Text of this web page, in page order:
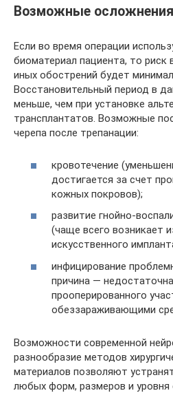
Возможные
Если во время операции
биоматериал пациента, то риск
иных обострений будет
Восстановительный период в
меньше, чем при установке
трансплантатов. Возможные
черепа после трепанации:
кровотечение
достигается за счет
кожных покровов);
развитие гнойно-
(чаще всего возникает
искусственного
инфицирование
причина —
прооперированного
обеззараживающими
Возможности современной
разнообразие методов
материалов позволяют
любых форм, размеров и уровня